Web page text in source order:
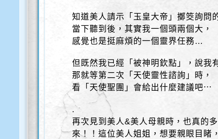
知道美人請示「玉皇大帝」擲筊詢問
當下聽到後，其實我一個頭兩個大，
感覺也是挺麻煩的一個靈界任務…
但既然我已經「被神明欽點」，說我
那就等第二次「天使靈性諮詢」時，
看「天使聖團」會給出什麼建議吧⋯
.
再次見到美人&美人母親時，也真的
來！！這位美人姐姐，想要親眼目睹